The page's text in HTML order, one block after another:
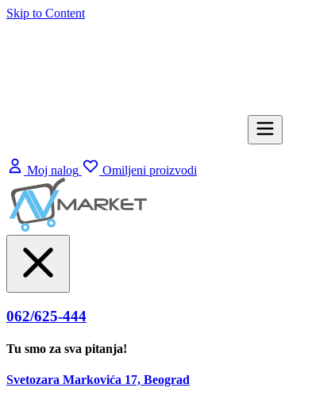
Skip to Content
Moj nalog Omiljeni proizvodi
062/625-444
Tu smo za sva pitanja!
Svetozara Markovića 17, Beograd